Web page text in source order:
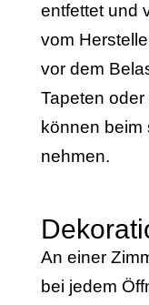
entfettet und
vom
vor dem
Tapeten
können
nehmen.
An einer
bei jedem